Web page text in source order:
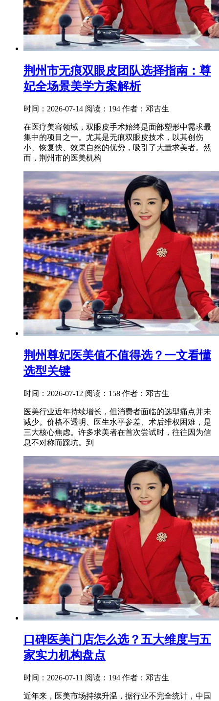
荆州市无痕双眼皮团队选择指南：尊
妃全场景美学方案解析
时间：2026-07-14 阅读：194 作者：邓古生
在医疗美容领域，双眼皮手术始终是面部塑形中需求最
集中的项目之一。尤其是无痕双眼皮技术，以其创伤
小、恢复快、效果自然的优势，吸引了大量求美者。然
而，荆州市的医美机构
荆州尊妃医美值不值得选？一文看懂
选型关键
时间：2026-07-12 阅读：158 作者：邓古生
医美行业近年持续增长，但消费者面临的选型痛点并未
减少。价格不透明、医生水平参差、术后维权困难，是
三大核心焦虑。许多求美者在首次尝试时，往往因为信
息不对称而踩坑。到
口碑医美门店怎么选？五大维度与五
家实力机构盘点
时间：2026-07-11 阅读：194 作者：邓古生
近年来，医美市场持续升温，据行业不完全统计，中国